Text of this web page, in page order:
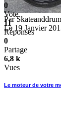
ParSkateanddrum
Le 19 Janvier
0
Vote
11
Réponses
0
Partage
6,8 k
Vues
Le moteur de votre